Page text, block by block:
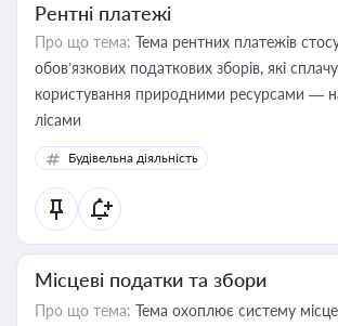
Рентні платежі
Про що тема: Тема рентних платежів
обов’язкових податкових зборів, які
користування природними ресурсами —
лісами
Будівельна діяльність
Місцеві податки та збори
Про що тема: Тема охоплює систему